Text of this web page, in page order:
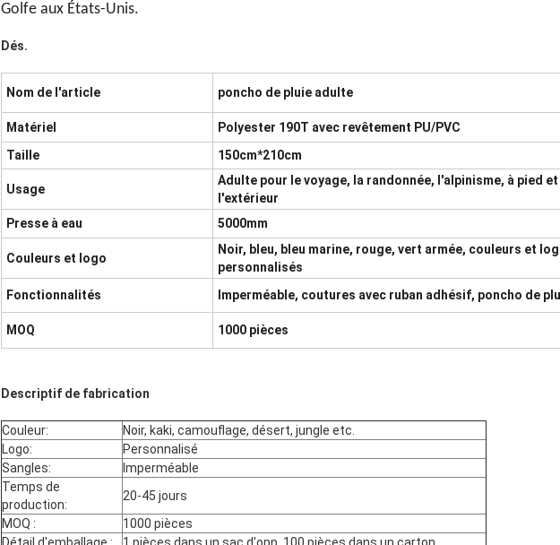
Golfe aux États-Unis.
Dés.
Nom de l'article poncho de pluie adulte
Matériel
Polyester 190T avec revêtement PU/PVC
Taille
150cm*210cm
Usage
Adulte pour le voyage, la randonnée, l'alpinisme, à pied et
l'extérieur
Presse à eau
5000mm
Couleurs et logo
Noir, bleu, bleu marine, rouge, vert armée, couleurs et
personnalisés
Fonctionnalités
Imperméable, coutures avec ruban adhésif, poncho de
MOQ 1000 pièces
Descriptif de fabrication
Couleur:
Noir, kaki, camouflage, désert, jungle etc.
Logo:
Personnalisé
Sangles:
Imperméable
Temps de
production:
20-45 jours
MOQ :
1000 pièces